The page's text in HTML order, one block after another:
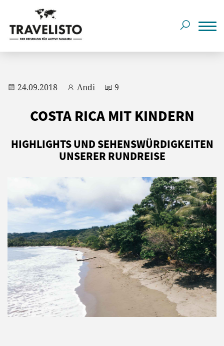
24.09.2018 Andi 9
COSTA RICA MIT KINDERN
HIGHLIGHTS UND SEHENSWÜRDIGKEITEN
UNSERER RUNDREISE